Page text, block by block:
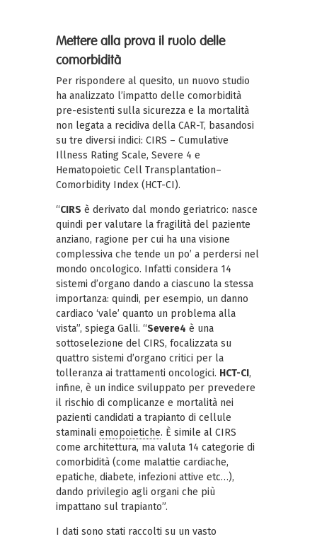
Mettere alla prova il ruolo delle
comorbidità
Per rispondere al quesito, un nuovo studio
ha analizzato l’impatto delle comorbidità
pre-esistenti sulla sicurezza e la mortalità
non legata a recidiva della CAR-T, basandosi
su tre diversi indici: CIRS – Cumulative
Illness Rating Scale, Severe 4 e
Hematopoietic Cell Transplantation–
Comorbidity Index (HCT-CI).
“CIRS è derivato dal mondo geriatrico: nasce
quindi per valutare la fragilità del paziente
anziano, ragione per cui ha una visione
complessiva che tende un po’ a perdersi nel
mondo oncologico. Infatti considera 14
sistemi d’organo dando a ciascuno la stessa
importanza: quindi, per esempio, un danno
cardiaco ‘vale’ quanto un problema alla
vista”, spiega Galli. “Severe4 è una
sottoselezione del CIRS, focalizzata su
quattro sistemi d’organo critici per la
tolleranza ai trattamenti oncologici. HCT-CI,
infine, è un indice sviluppato per prevedere
il rischio di complicanze e mortalità nei
pazienti candidati a trapianto di cellule
staminali emopoietiche. È simile al CIRS
come architettura, ma valuta 14 categorie di
comorbidità (come malattie cardiache,
epatiche, diabete, infezioni attive etc…),
dando privilegio agli organi che più
impattano sul trapianto”.
I dati sono stati raccolti su un vasto